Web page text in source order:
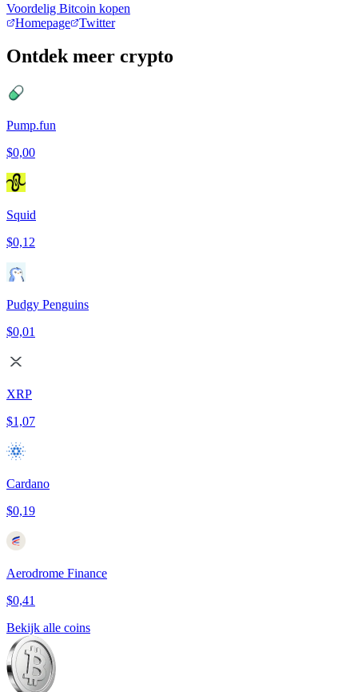
Voordelig Bitcoin kopen
Homepage
Twitter
Ontdek meer crypto
Pump.fun
$0,00
Squid
$0,12
Pudgy Penguins
$0,01
XRP
$1,07
Cardano
$0,19
Aerodrome Finance
$0,41
Bekijk alle coins